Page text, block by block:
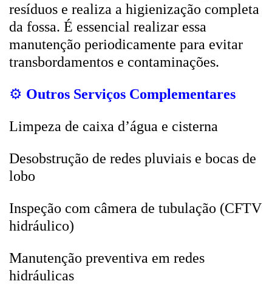
resíduos e realiza a higienização completa
da fossa. É essencial realizar essa
manutenção periodicamente para evitar
transbordamentos e contaminações.
⚙️ Outros Serviços Complementares
Limpeza de caixa d’água e cisterna
Desobstrução de redes pluviais e bocas de
lobo
Inspeção com câmera de tubulação (CFTV
hidráulico)
Manutenção preventiva em redes
hidráulicas